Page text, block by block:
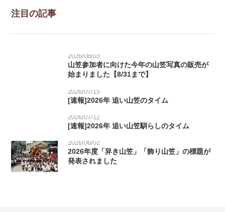
注目の記事
2026/08/03
山笠参加者に向けた今年の山笠写真の販売が
始まりました【8/31まで】
2026/07/15
[速報]2026年 追い山笠のタイム
2026/07/12
[速報]2026年 追い山笠馴らしのタイム
2026/06/02
2026年度「舁き山笠」「飾り山笠」の標題が
発表されました